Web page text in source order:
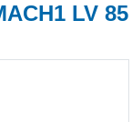
LV 85